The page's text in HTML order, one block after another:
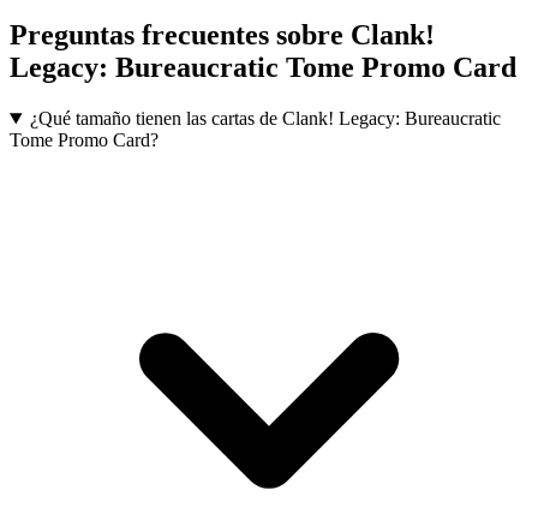
Preguntas frecuentes sobre Clank!
Legacy: Bureaucratic Tome Promo Card
¿Qué tamaño tienen las cartas de Clank! Legacy: Bureaucratic
Tome Promo Card?